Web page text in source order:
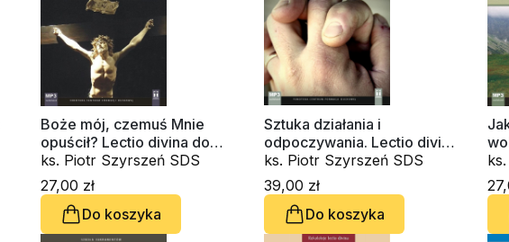
Boże mój, czemuś Mnie
opuścił? Lectio divina do
Męki Pańskiej wg św. Marka
(CD-audiobook)
ks. Piotr Szyrszeń SDS
27,00 zł
Do koszyka
Sztuka działania i
odpoczywania. Lectio divina
do Mt 11 (CD-audiobook)
ks. Piotr Szyrszeń SDS
39,00 zł
Do koszyka